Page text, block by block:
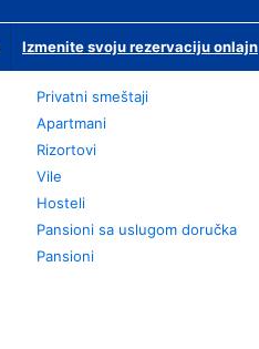
Izmenite svoju rezervaciju onlajn
Privatni smeštaji
Apartmani
Rizortovi
Vile
Hosteli
Pansioni sa uslugom doručka
Pansioni